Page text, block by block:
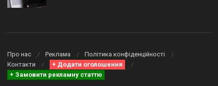
Про нас Реклама
Політика конфіденційності
Контакти
+ Додати оголошення
+ Замовити рекламну статтю